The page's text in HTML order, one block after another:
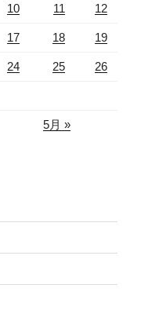
10 11 12
17 18 19
24 25 26
5月 »